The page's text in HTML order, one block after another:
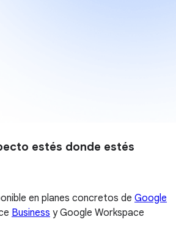
estés donde estés
en planes concretos de Google
Business y Google Workspace